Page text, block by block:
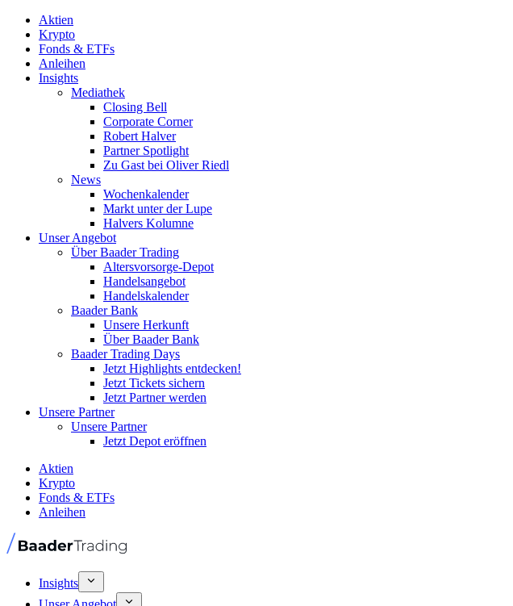
Aktien
Krypto
Fonds & ETFs
Anleihen
Insights
Mediathek
Closing Bell
Corporate Corner
Robert Halver
Partner Spotlight
Zu Gast bei Oliver Riedl
News
Wochenkalender
Markt unter der Lupe
Halvers Kolumne
Unser Angebot
Über Baader Trading
Altersvorsorge-Depot
Handelsangebot
Handelskalender
Baader Bank
Unsere Herkunft
Über Baader Bank
Baader Trading Days
Jetzt Highlights entdecken!
Jetzt Tickets sichern
Jetzt Partner werden
Unsere Partner
Unsere Partner
Jetzt Depot eröffnen
Aktien
Krypto
Fonds & ETFs
Anleihen
Insights